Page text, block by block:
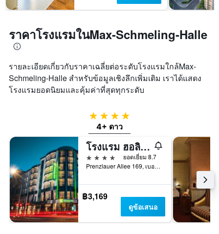
ราคาโรงแรมในMax-Schmeling-Halle
รายละเอียดเกี่ยวกับราคาเฉลี่ยต่อระดับโรงแรมใกล้Max-
Schmeling-Halle สำหรับข้อมูลเชิงลึกเพิ่มเติม เราได้แสดง
โรงแรมยอดนิยมและคุ้มค่าที่สุดทุกระดับ
4 ดาว
4+ ดาว
โรงแรม ฮอลิเดย์ อินน์ เบอร์ลิน ซิตี้เซ็นเตอร์ อีสต์ เพรนซเลาเออร์ เบิร์ก บาย IHG
4 ดาว
ยอดเยี่ยม 8.7
Prenzlauer Allee 169, เบอร์ลิน, เยอรมนี
฿3,169
ดูข้อเสนอ